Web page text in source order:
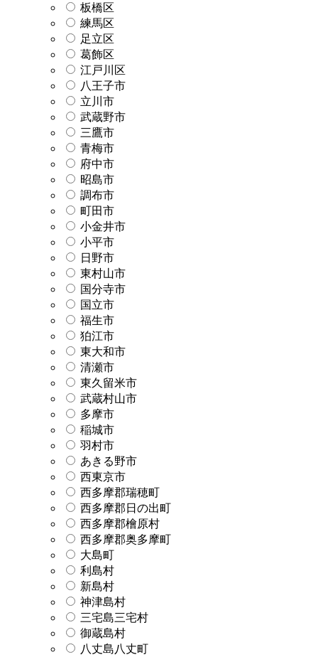
板橋区
練馬区
足立区
葛飾区
江戸川区
八王子市
立川市
武蔵野市
三鷹市
青梅市
府中市
昭島市
調布市
町田市
小金井市
小平市
日野市
東村山市
国分寺市
国立市
福生市
狛江市
東大和市
清瀬市
東久留米市
武蔵村山市
多摩市
稲城市
羽村市
あきる野市
西東京市
西多摩郡瑞穂町
西多摩郡日の出町
西多摩郡檜原村
西多摩郡奥多摩町
大島町
利島村
新島村
神津島村
三宅島三宅村
御蔵島村
八丈島八丈町